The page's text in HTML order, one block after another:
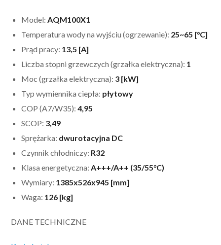
Model: AQM100X1
Temperatura wody na wyjściu (ogrzewanie): 25~65 [°C]
Prąd pracy: 13,5 [A]
Liczba stopni grzewczych (grzałka elektryczna): 1
Moc (grzałka elektryczna): 3 [kW]
Typ wymiennika ciepła: płytowy
COP (A7/W35):4,95
SCOP: 3,49
Sprężarka: dwurotacyjna DC
Czynnik chłodniczy: R32
Klasa energetyczna: A+++/A++ (35/55°C)
Wymiary: 1385x526x945 [mm]
Waga: 126 [kg]
DANE TECHNICZNE